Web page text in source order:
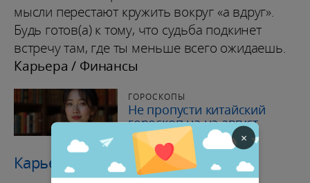
мысли перестают кружить вокруг «а вдруг».
Будь готов(а) к тому, что судьба подкинет
встречу там, где ты меньше всего ожидаешь.
Карьера / Финансы
ГОРОСКОПЫ
Не пропусти китайский
гороскоп на на август
Карьера / Финансы
×